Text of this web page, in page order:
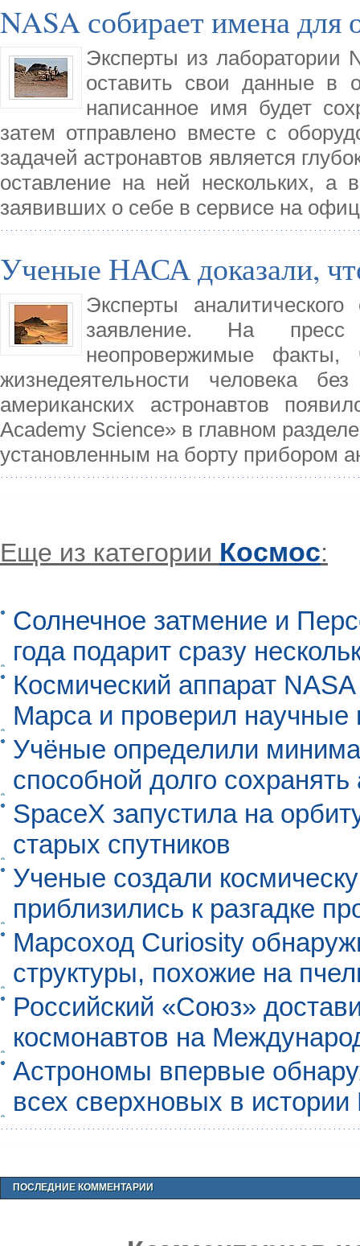
NASA собирает имена для
Эксперты из лаборатории
оставить свои данные в
написанное имя будет
затем отправлено вместе с
задачей астронавтов является
оставление на ней нескольких, а
заявивших о себе в сервисе на
Ученые НАСА доказали,
Эксперты
заявление. На пресс
неопровержимые факты,
жизнедеятельности человека
американских астронавтов
Academy Science» в главном
установленным на борту прибором
Еще из категории Космос:
Солнечное затмение и
года подарит сразу
Космический аппарат
Марса и проверил научные
Учёные определили
способной долго
SpaceX запустила на
старых спутников
Ученые создали
приблизились к разгадке
Марсоход Curiosity
структуры, похожие на
Российский «Союз»
космонавтов на
Астрономы впервые
всех сверхновых в
ПОСЛЕДНИЕ КОММЕНТАРИИ